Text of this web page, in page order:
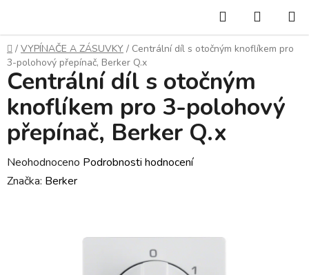
obsah
Hledat
KOŠÍK
Domů
/ VYPÍNAČE A ZÁSUVKY / Centrální díl s otočným knoflíkem pro
3-polohový přepínač, Berker Q.x
Centrální díl s otočným
knoflíkem pro 3-polohový
přepínač, Berker Q.x
Průměrné
hodnocení
Neohodnoceno Podrobnosti hodnocení
Značka: Berker